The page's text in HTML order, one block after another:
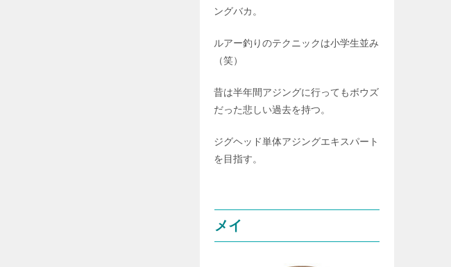
ングバカ。
ルアー釣りのテクニックは小学生並み
（笑）
昔は半年間アジングに行ってもボウズ
だった悲しい過去を持つ。
ジグヘッド単体アジングエキスパート
を目指す。
メイ